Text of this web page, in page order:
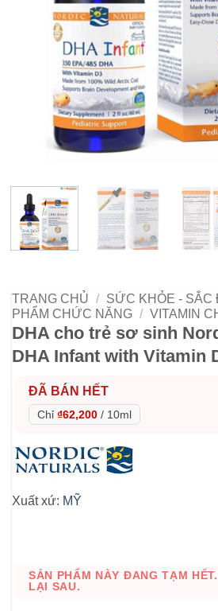
TRANG CHỦ / SỨC KHỎE - SẮC
PHẨM CHỨC NĂNG / VITAMIN
DHA cho trẻ sơ sinh
DHA Infant with Vitamin
ĐÃ BÁN HẾT
Chỉ ₫62,200 / 10ml
Xuất xứ: MỸ
SẢN PHẨM NÀY ĐANG TẠM
LẠI SAU.